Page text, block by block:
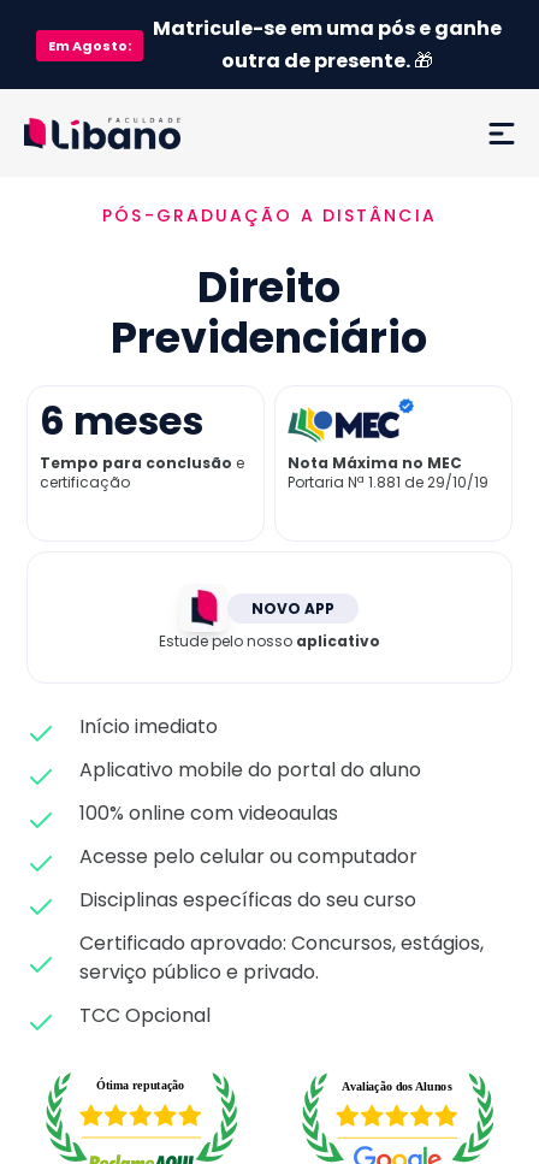
EmAgosto:
Matricule-se em uma pós e ganhe
outra de presente.🎁
Ementa
Credenciamento MEC
Preço
Já sou aluno
PÓS-GRADUAÇÃO A DISTÂNCIA
Direito
Previdenciário
6 meses
Tempo para conclusão e
certificação
Nota Máxima no MEC
Portaria Nª 1.881 de 29/10/19
NOVO APP
Estude pelo nosso aplicativo
Início imediato
Aplicativo mobile do portal do aluno
100% online com videoaulas
Acesse pelo celular ou computador
Disciplinas específicas do seu curso
Certificado aprovado: Concursos, estágios,
serviço público e privado.
TCC Opcional